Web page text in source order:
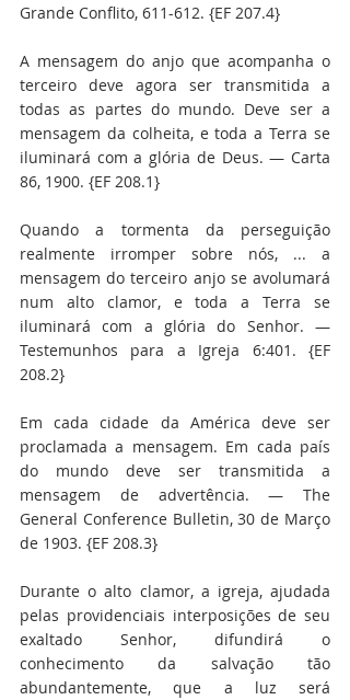
Grande Conflito, 611-612. {EF 207.4}
A mensagem do anjo que acompanha o
terceiro deve agora ser transmitida a
todas as partes do mundo. Deve ser a
mensagem da colheita, e toda a Terra se
iluminará com a glória de Deus. — Carta
86, 1900. {EF 208.1}
Quando a tormenta da perseguição
realmente irromper sobre nós, ... a
mensagem do terceiro anjo se avolumará
num alto clamor, e toda a Terra se
iluminará com a glória do Senhor. —
Testemunhos para a Igreja 6:401. {EF
208.2}
Em cada cidade da América deve ser
proclamada a mensagem. Em cada país
do mundo deve ser transmitida a
mensagem de advertência. — The
General Conference Bulletin, 30 de Março
de 1903. {EF 208.3}
Durante o alto clamor, a igreja, ajudada
pelas providenciais interposições de seu
exaltado Senhor, difundirá o
conhecimento da salvação tão
abundantemente, que a luz será